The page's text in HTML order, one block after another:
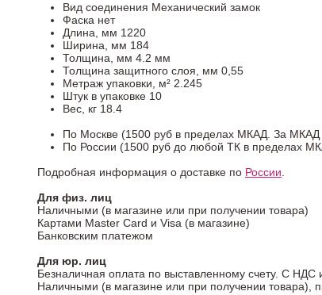
Вид соединения Механический замок
Фаска нет
Длина, мм 1220
Ширина, мм 184
Толщина, мм 4.2 мм
Толщина защитного слоя, мм 0,55
Метраж упаковки, м² 2.245
Штук в упаковке 10
Вес, кг 18.4
По Москве (1500 руб в пределах МКАД. За МКАД
По России (1500 руб до любой ТК в пределах
Подробная информация о доставке по России.
Для физ. лиц
Наличными (в магазине или при получении товара)
Картами Master Card и Visa (в магазине)
Банковским платежом
Для юр. лиц
Безналичная оплата по выставленному счету. С НДС
Наличными (в магазине или при получении товара),